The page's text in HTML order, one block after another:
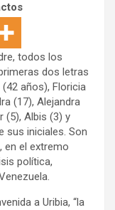
todos los
dos letras
años), Floricia
(17), Alejandra
(5), Albis (3) y
sus iniciales. Son
en el extremo
política,
a Uribia, “la